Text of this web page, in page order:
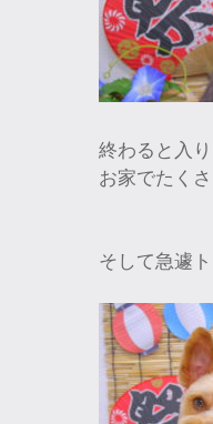
終わると入
お家でたく
そして急遽